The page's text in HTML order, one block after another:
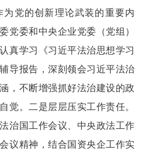
党的创新理论武装的重要内
党委和中央企业党委（党组）
真学习《习近平法治思想学习
导报告，深刻领会习近平法治
，不断增强抓好法治建设的政
觉。二是层层压实工作责任。
治国工作会议、中央政法工作
议精神，结合国资央企工作实